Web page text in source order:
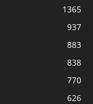
1365
937
883
838
770
626